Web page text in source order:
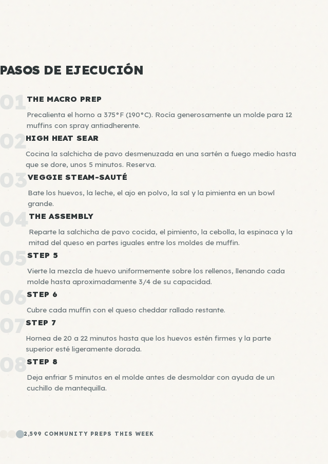
PASOS DE EJECUCIÓN
01THE MACRO PREP
Precalienta el horno a 375°F (190°C). Rocía generosamente un molde para 12
muffins con spray antiadherente.
02HIGH HEAT SEAR
Cocina la salchicha de pavo desmenuzada en una sartén a fuego medio hasta
que se dore, unos 5 minutos. Reserva.
03VEGGIE STEAM-SAUTÉ
Bate los huevos, la leche, el ajo en polvo, la sal y la pimienta en un bowl
grande.
04 THE ASSEMBLY
Reparte la salchicha de pavo cocida, el pimiento, la cebolla, la espinaca y la
mitad del queso en partes iguales entre los moldes de muffin.
05 STEP 5
Vierte la mezcla de huevo uniformemente sobre los rellenos, llenando cada
molde hasta aproximadamente 3/4 de su capacidad.
06STEP 6
Cubre cada muffin con el queso cheddar rallado restante.
07STEP 7
Hornea de 20 a 22 minutos hasta que los huevos estén firmes y la parte
superior esté ligeramente dorada.
08 STEP 8
Deja enfriar 5 minutos en el molde antes de desmoldar con ayuda de un
cuchillo de mantequilla.
2,599 COMMUNITY PREPS THIS WEEK